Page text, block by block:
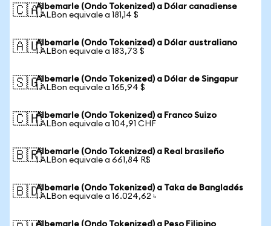
🇨🇦Albemarle (Ondo Tokenized) a Dólar canadiense
1 ALBon equivale a 181,14 $
🇦🇺Albemarle (Ondo Tokenized) a Dólar australiano
1 ALBon equivale a 183,73 $
🇸🇬Albemarle (Ondo Tokenized) a Dólar de Singapur
1 ALBon equivale a 165,94 $
🇨🇭Albemarle (Ondo Tokenized) a Franco Suizo
1 ALBon equivale a 104,91 CHF
🇧🇷Albemarle (Ondo Tokenized) a Real brasileño
1 ALBon equivale a 661,84 R$
🇧🇩Albemarle (Ondo Tokenized) a Taka de Bangladés
1 ALBon equivale a 16.024,62 ৳
Albemarle (Ondo Tokenized) a Peso Filipino